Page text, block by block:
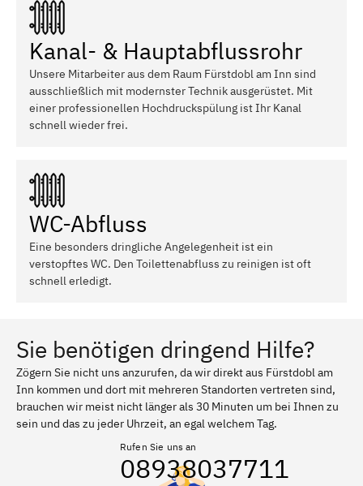
Kanal- & Hauptabflussrohr
Unsere Mitarbeiter aus dem Raum Fürstdobl am Inn sind
ausschließlich mit modernster Technik ausgerüstet. Mit
einer professionellen Hochdruckspülung ist Ihr Kanal
schnell wieder frei.
WC-Abfluss
Eine besonders dringliche Angelegenheit ist ein
verstopftes WC. Den Toilettenabfluss zu reinigen ist oft
schnell erledigt.
Sie benötigen dringend Hilfe?
Zögern Sie nicht uns anzurufen, da wir direkt aus Fürstdobl am
Inn kommen und dort mit mehreren Standorten vertreten sind,
brauchen wir meist nicht länger als 30 Minuten um bei Ihnen zu
sein und das zu jeder Uhrzeit, an egal welchem Tag.
Rufen Sie uns an
08938037711